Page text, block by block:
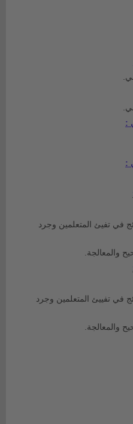
:
:
في تفيئ المتعلمين وجرد
والمعالجة.
في تفييئ المتعلمين وجرد
والمعالجة.